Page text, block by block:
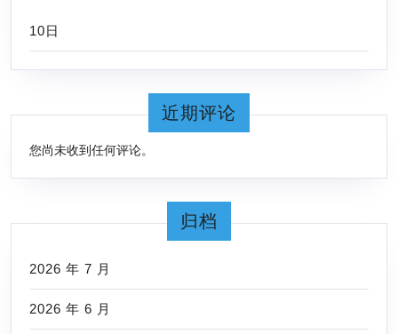
10日
近期评论
您尚未收到任何评论。
归档
2026 年 7 月
2026 年 6 月